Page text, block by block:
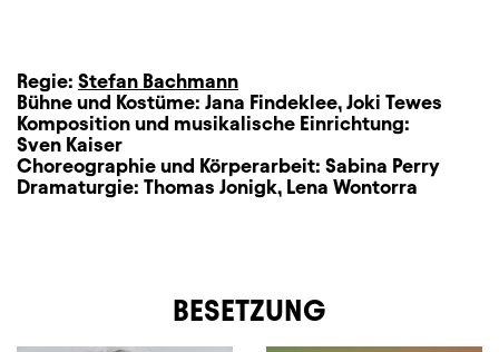
Regie: Stefan Bachmann
Bühne und Kostüme: Jana Findeklee, Joki Tewes
Komposition und musikalische Einrichtung:
Sven Kaiser
Choreographie und Körperarbeit: Sabina Perry
Dramaturgie: Thomas Jonigk, Lena Wontorra
BESETZUNG